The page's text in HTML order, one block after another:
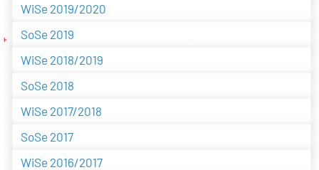
WiSe 2019/2020
SoSe 2019
WiSe 2018/2019
SoSe 2018
WiSe 2017/2018
SoSe 2017
WiSe 2016/2017